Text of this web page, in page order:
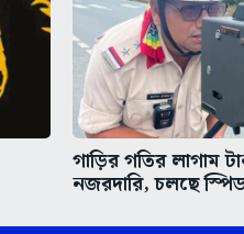
গাড়ির গতির লাগাম
নজরদারি, চলছে